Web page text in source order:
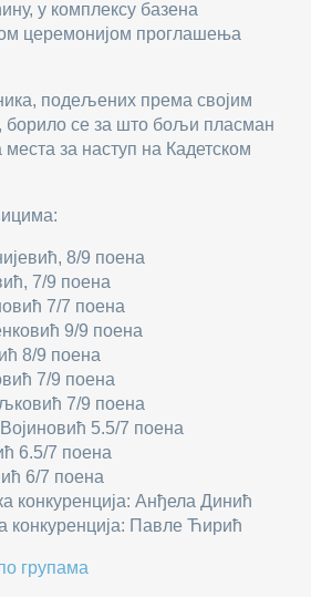
у комплексу базена
церемонијом проглашења
подељених према својим
борило се за што бољи пласман
за наступ на Кадетском
8/9 поена
7/9 поена
7/7 поена
9/9 поена
8/9 поена
7/9 поена
7/9 поена
5.5/7 поена
6.5/7 поена
6/7 поена
конкуренција: Анђела Динић
конкуренција: Павле Ћирић
групама